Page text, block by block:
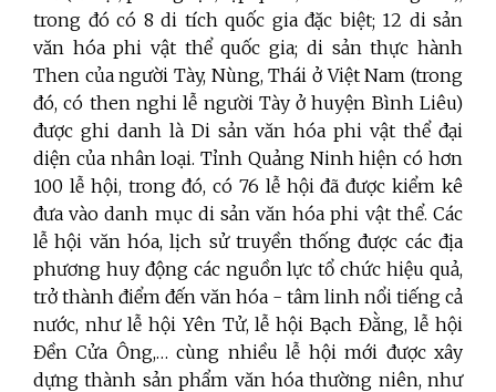
trong đó có 8 di tích quốc gia đặc biệt; 12 di sản
văn hóa phi vật thể quốc gia; di sản thực hành
Then của người Tày, Nùng, Thái ở Việt Nam (trong
đó, có then nghi lễ người Tày ở huyện Bình Liêu)
được ghi danh là Di sản văn hóa phi vật thể đại
diện của nhân loại. Tỉnh Quảng Ninh hiện có hơn
100 lễ hội, trong đó, có 76 lễ hội đã được kiểm kê
đưa vào danh mục di sản văn hóa phi vật thể. Các
lễ hội văn hóa, lịch sử truyền thống được các địa
phương huy động các nguồn lực tổ chức hiệu quả,
trở thành điểm đến văn hóa - tâm linh nổi tiếng cả
nước, như lễ hội Yên Tử, lễ hội Bạch Đằng, lễ hội
Đền Cửa Ông,… cùng nhiều lễ hội mới được xây
dựng thành sản phẩm văn hóa thường niên, như